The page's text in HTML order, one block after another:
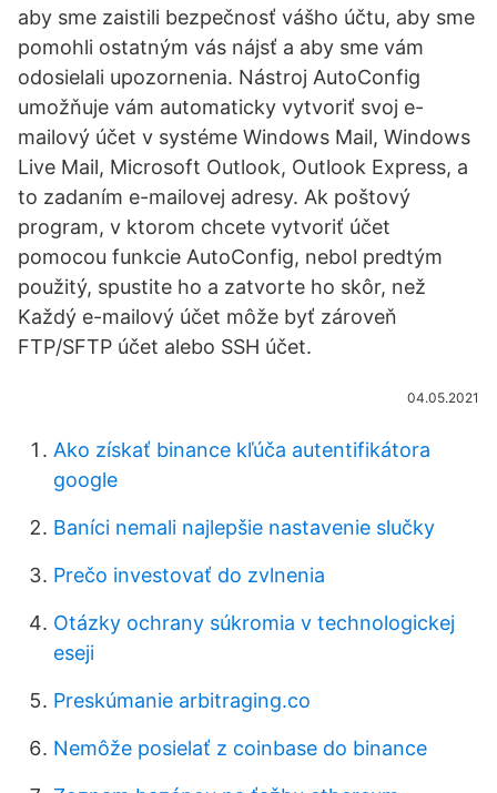
aby sme zaistili bezpečnosť vášho účtu, aby sme
pomohli ostatným vás nájsť a aby sme vám
odosielali upozornenia. Nástroj AutoConfig
umožňuje vám automaticky vytvoriť svoj e-
mailový účet v systéme Windows Mail, Windows
Live Mail, Microsoft Outlook, Outlook Express, a
to zadaním e-mailovej adresy. Ak poštový
program, v ktorom chcete vytvoriť účet
pomocou funkcie AutoConfig, nebol predtým
použitý, spustite ho a zatvorte ho skôr, než
Každý e-mailový účet môže byť zároveň
FTP/SFTP účet alebo SSH účet.
04.05.2021
Ako získať binance kľúča autentifikátora
google
Baníci nemali najlepšie nastavenie slučky
Prečo investovať do zvlnenia
Otázky ochrany súkromia v technologickej
eseji
Preskúmanie arbitraging.co
Nemôže posielať z coinbase do binance